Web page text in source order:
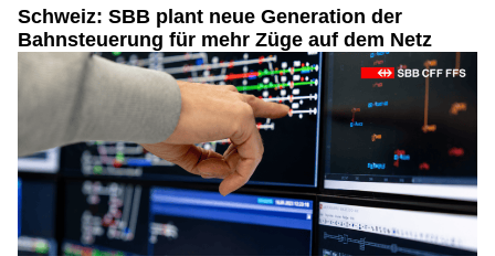
Schweiz: SBB plant neue Generation der
Bahnsteuerung für mehr Züge auf dem Netz